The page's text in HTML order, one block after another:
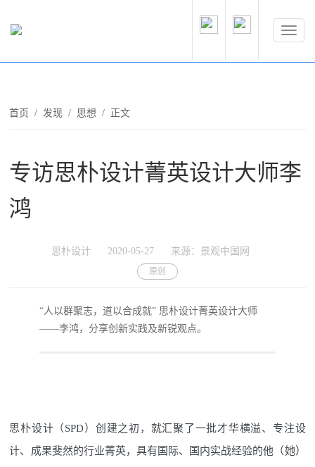
首页 /发现 / 思想 / 正文
专访思朴设计菁英设计大师李
鸿
思朴设计 2020-05-27 来源：景观中国网
原创
“人以群聚志，道以合成就” 思朴设计菁英设计大师
——李鸿，分享创新实践及新锐观点。
思朴设计（SPD）创建之初，就汇聚了一批才华横溢、专注设
计、成果斐然的行业菁英，具有国际、国内实战经验的他（她）